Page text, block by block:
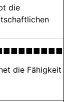
die
die Fähigkeit